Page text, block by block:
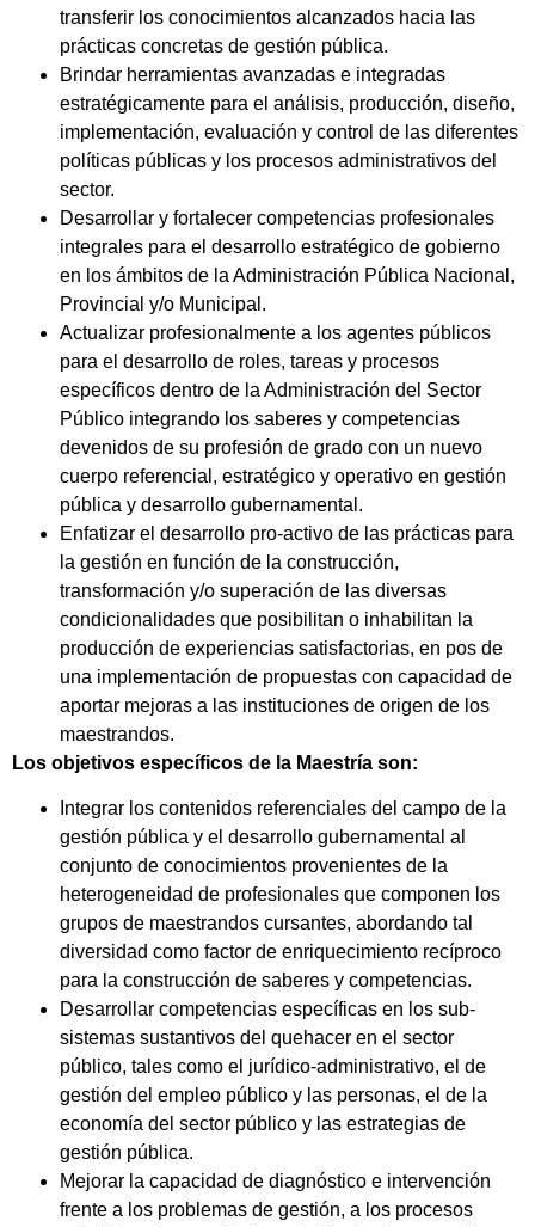
transferir los conocimientos alcanzados hacia las
prácticas concretas de gestión pública.
Brindar herramientas avanzadas e integradas
estratégicamente para el análisis, producción, diseño,
implementación, evaluación y control de las diferentes
políticas públicas y los procesos administrativos del
sector.
Desarrollar y fortalecer competencias profesionales
integrales para el desarrollo estratégico de gobierno
en los ámbitos de la Administración Pública Nacional,
Provincial y/o Municipal.
Actualizar profesionalmente a los agentes públicos
para el desarrollo de roles, tareas y procesos
específicos dentro de la Administración del Sector
Público integrando los saberes y competencias
devenidos de su profesión de grado con un nuevo
cuerpo referencial, estratégico y operativo en gestión
pública y desarrollo gubernamental.
Enfatizar el desarrollo pro-activo de las prácticas para
la gestión en función de la construcción,
transformación y/o superación de las diversas
condicionalidades que posibilitan o inhabilitan la
producción de experiencias satisfactorias, en pos de
una implementación de propuestas con capacidad de
aportar mejoras a las instituciones de origen de los
maestrandos.
Los objetivos específicos de la Maestría son:
Integrar los contenidos referenciales del campo de la
gestión pública y el desarrollo gubernamental al
conjunto de conocimientos provenientes de la
heterogeneidad de profesionales que componen los
grupos de maestrandos cursantes, abordando tal
diversidad como factor de enriquecimiento recíproco
para la construcción de saberes y competencias.
Desarrollar competencias específicas en los sub-
sistemas sustantivos del quehacer en el sector
público, tales como el jurídico-administrativo, el de
gestión del empleo público y las personas, el de la
economía del sector público y las estrategias de
gestión pública.
Mejorar la capacidad de diagnóstico e intervención
frente a los problemas de gestión, a los procesos